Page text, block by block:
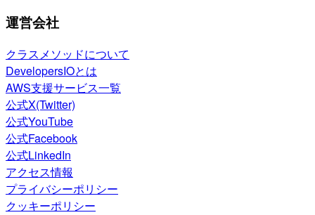
運営会社
クラスメソッドについて
DevelopersIOとは
AWS支援サービス一覧
公式X(Twitter)
公式YouTube
公式Facebook
公式LinkedIn
アクセス情報
プライバシーポリシー
クッキーポリシー